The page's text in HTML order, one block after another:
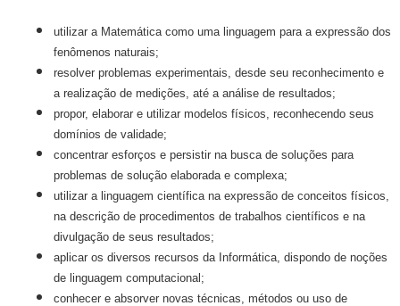
utilizar a Matemática como uma linguagem para a expressão dos
fenômenos naturais;
resolver problemas experimentais, desde seu reconhecimento e
a realização de medições, até a análise de resultados;
propor, elaborar e utilizar modelos físicos, reconhecendo seus
domínios de validade;
concentrar esforços e persistir na busca de soluções para
problemas de solução elaborada e complexa;
utilizar a linguagem científica na expressão de conceitos físicos,
na descrição de procedimentos de trabalhos científicos e na
divulgação de seus resultados;
aplicar os diversos recursos da Informática, dispondo de noções
de linguagem computacional;
conhecer e absorver novas técnicas, métodos ou uso de